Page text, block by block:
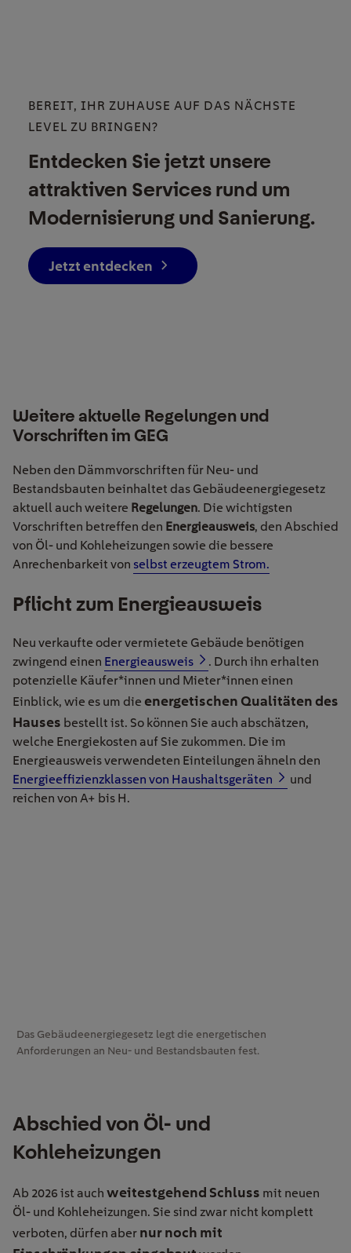
BEREIT, IHR ZUHAUSE AUF DAS NÄCHSTE
LEVEL ZU BRINGEN?
Entdecken Sie jetzt unsere
attraktiven Services rund um
Modernisierung und Sanierung.
Jetzt entdecken
Weitere aktuelle Regelungen und
Vorschriften im GEG
Neben den Dämmvorschriften für Neu- und
Bestandsbauten beinhaltet das Gebäudeenergiegesetz
aktuell auch weitere Regelungen. Die wichtigsten
Vorschriften betreffen den Energieausweis, den Abschied
von Öl- und Kohleheizungen sowie die bessere
Anrechenbarkeit von selbst erzeugtem Strom.
Pflicht zum Energieausweis
Neu verkaufte oder vermietete Gebäude benötigen
zwingend einen Energieausweis
. Durch ihn erhalten
potenzielle Käufer*innen und Mieter*innen einen
Einblick, wie es um die energetischen Qualitäten des
Hauses bestellt ist. So können Sie auch abschätzen,
welche Energiekosten auf Sie zukommen. Die im
Energieausweis verwendeten Einteilungen ähneln den
Energieeffizienzklassen von Haushaltsgeräten
und
reichen von A+ bis H.
Das Gebäudeenergiegesetz legt die energetischen
Anforderungen an Neu- und Bestandsbauten fest.
Abschied von Öl- und
Kohleheizungen
Ab 2026 ist auch weitestgehend Schluss mit neuen
Öl- und Kohleheizungen. Sie sind zwar nicht komplett
verboten, dürfen aber nur noch mit